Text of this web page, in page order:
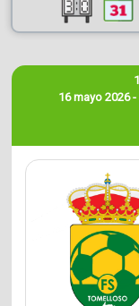
16 mayo 2026 -